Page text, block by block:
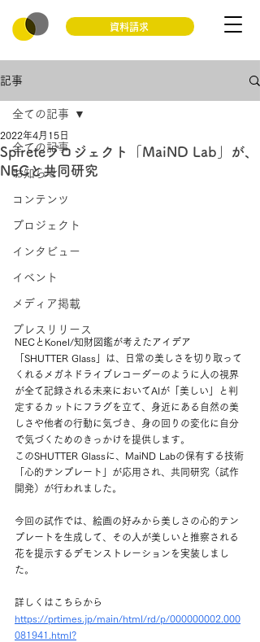
資料請求
記事
全ての記事
お知らせ
コンテンツ
プロジェクト
インタビュー
イベント
メディア掲載
プレスリリース
全ての記事
Spireteプロジェクト「MaiND Lab」が、
NECと共同研究
2022年4月15日
NECとKonel/知財図鑑が考えたアイデア
「SHUTTER Glass」は、日常の美しさを切り取って
くれるメガネドライブレコーダーのように人の視界
が全て記録される未来においてAIが「美しい」と判
定するカットにフラグを立て、身近にある自然の美
しさや他者の行動に気づき、身の回りの変化に自分
で気づくためのきっかけを提供します。
このSHUTTER Glassに、MaiND Labの保有する技術
「心的テンプレート」が応用され、共同研究（試作
開発）が行われました。
今回の試作では、絵画の好みから美しさの心的テン
プレートを生成して、その人が美しいと推察される
花を提示するデモンストレーションを実装しまし
た。
詳しくはこちらから
https://prtimes.jp/main/html/rd/p/000000002.000
081941.html?